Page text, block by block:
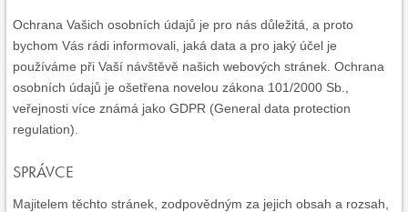
Kariéra Kontakt
Magazín
Doplňky stravy Fitness vybavení
OUTLET OBLEČENÍ Posilovací stroje
Značky
Ochrana Vašich osobních údajů je pro nás důležitá, a proto
bychom Vás rádi informovali, jaká data a pro jaký účel je
používáme při Vaší návštěvě našich webových stránek. Ochrana
osobních údajů je ošetřena novelou zákona 101/2000 Sb.,
veřejnosti více známá jako GDPR (General data protection
regulation).
SPRÁVCE
Majitelem těchto stránek, zodpovědným za jejich obsah a rozsah,